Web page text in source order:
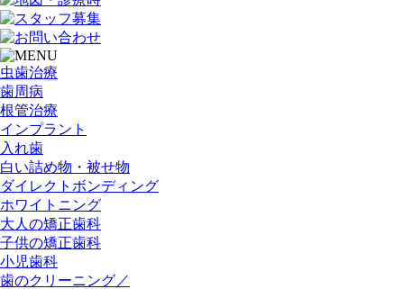
虫歯治療
歯周病
根管治療
インプラント
入れ歯
白い詰め物・被せ物
ダイレクトボンディング
ホワイトニング
大人の矯正歯科
子供の矯正歯科
小児歯科
歯のクリーニング／